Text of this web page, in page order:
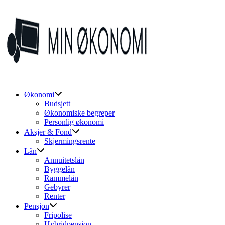
content
Økonomi
Budsjett
Økonomiske begreper
Personlig økonomi
Aksjer & Fond
Skjermingsrente
Lån
Annuitetslån
Byggelån
Rammelån
Gebyrer
Renter
Pensjon
Fripolise